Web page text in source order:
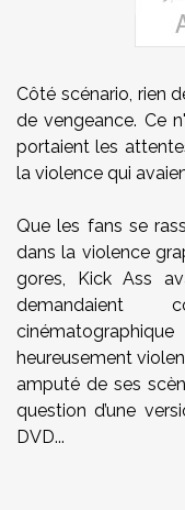
Côté scénario, rien
de vengeance. Ce
portaient les
la violence qui
Que les fans se
dans la violence
gores, Kick Ass
demandaient
heureusement
amputé de ses
question d’une
DVD...